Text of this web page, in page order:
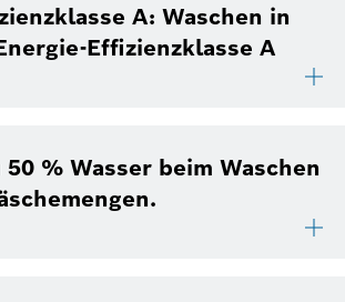
A: Waschen in
Effizienzklasse A
% Wasser beim Waschen